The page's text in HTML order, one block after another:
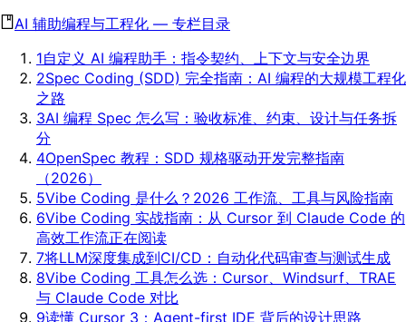
AI 辅助编程与工程化 — 专栏目录
1自定义 AI 编程助手：指令契约、上下文与安全边界
2Spec Coding (SDD) 完全指南：AI 编程的大规模工程化
之路
3AI 编程 Spec 怎么写：验收标准、约束、设计与任务拆
分
4OpenSpec 教程：SDD 规格驱动开发完整指南
（2026）
5Vibe Coding 是什么？2026 工作流、工具与风险指南
6Vibe Coding 实战指南：从 Cursor 到 Claude Code 的
高效工作流正在阅读
7将LLM深度集成到CI/CD：自动化代码审查与测试生成
8Vibe Coding 工具怎么选：Cursor、Windsurf、TRAE
与 Claude Code 对比
9读懂 Cursor 3：Agent-first IDE 背后的设计思路